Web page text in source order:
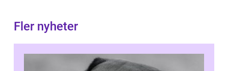
Fler nyheter